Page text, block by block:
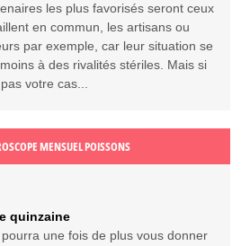
les plus favorisés seront ceux
en commun, les artisans ou
par exemple, car leur situation se
à des rivalités stériles. Mais si
votre cas...
MENSUEL POISSONS
quinzaine
une fois de plus vous donner